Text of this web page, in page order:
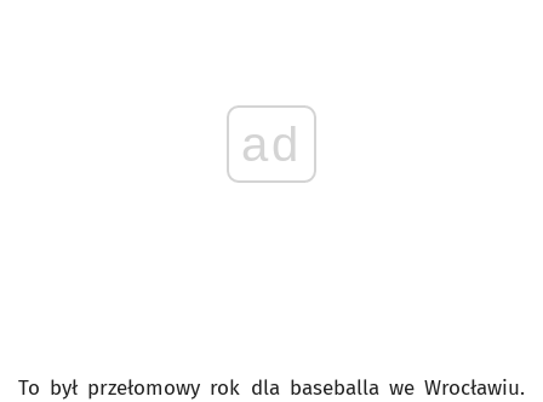
ad
To był przełomowy rok dla baseballa we Wrocławiu.